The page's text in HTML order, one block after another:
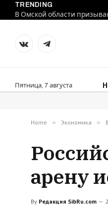
TRENDING
В Омской области
VKontakteTelegram
Пятница, 7 августа
Home » Экономика »
арену
By Редакция SibRu.com